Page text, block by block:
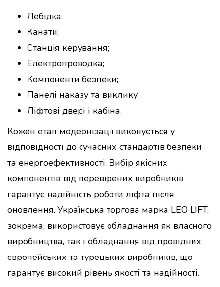
Лебідка;
Канати;
Станція керування;
Електропроводка;
Компоненти безпеки;
Панелі наказу та виклику;
Ліфтові двері і кабіна.
Кожен етап модернізації виконується у
відповідності до сучасних стандартів безпеки
та енергоефективності. Вибір якісних
компонентів від перевірених виробників
гарантує надійність роботи ліфта після
оновлення. Українська торгова марка LEO LIFT,
зокрема, використовує обладнання як власного
виробництва, так і обладнання від провідних
європейських та турецьких виробників, що
гарантує високий рівень якості та надійності.